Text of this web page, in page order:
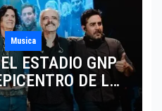
Musica
ESTADIO GNP
DE LA